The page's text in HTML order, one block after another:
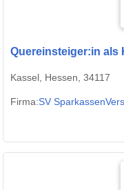
Quereinsteiger:in als
Kassel, Hessen, 34117
Firma:SV